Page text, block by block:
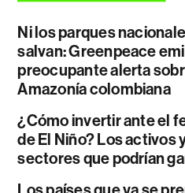
Ni los parques
salvan: Greenpeace
preocupante alerta
Amazonía colombiana
¿Cómo invertir ante el
de El Niño? Los activos
sectores que podrían